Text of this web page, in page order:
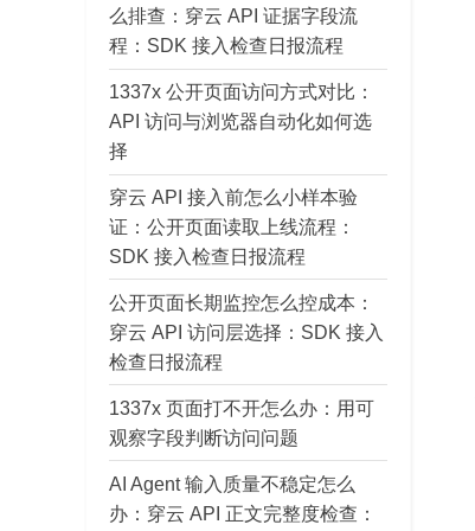
么排查：穿云 API 证据字段流
程：SDK 接入检查日报流程
1337x 公开页面访问方式对比：
API 访问与浏览器自动化如何选
择
穿云 API 接入前怎么小样本验
证：公开页面读取上线流程：
SDK 接入检查日报流程
公开页面长期监控怎么控成本：
穿云 API 访问层选择：SDK 接入
检查日报流程
1337x 页面打不开怎么办：用可
观察字段判断访问问题
AI Agent 输入质量不稳定怎么
办：穿云 API 正文完整度检查：